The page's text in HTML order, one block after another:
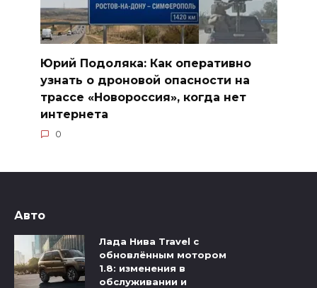
Юрий Подоляка: Как оперативно
узнать о дроновой опасности на
трассе «Новороссия», когда нет
интернета
0
Авто
Лада Нива Travel с
обновлённым мотором
1.8: изменения в
обслуживании и